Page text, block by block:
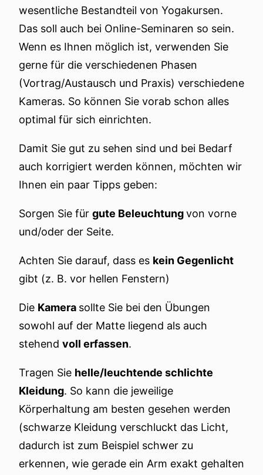
wesentliche Bestandteil von Yogakursen.
Das soll auch bei Online-Seminaren so sein.
Wenn es Ihnen möglich ist, verwenden Sie
gerne für die verschiedenen Phasen
(Vortrag/Austausch und Praxis) verschiedene
Kameras. So können Sie vorab schon alles
optimal für sich einrichten.
Damit Sie gut zu sehen sind und bei Bedarf
auch korrigiert werden können, möchten wir
Ihnen ein paar Tipps geben:
Sorgen Sie für gute Beleuchtungvon vorne
und/oder der Seite.
Achten Sie darauf, dass es kein Gegenlicht
gibt (z. B. vor hellen Fenstern)
Die Kamera sollte Sie bei den Übungen
sowohl auf der Matte liegend als auch
stehend voll erfassen.
Tragen Sie helle/leuchtende schlichte
Kleidung. So kann die jeweilige
Körperhaltung am besten gesehen werden
(schwarze Kleidung verschluckt das Licht,
dadurch ist zum Beispiel schwer zu
erkennen, wie gerade ein Arm exakt gehalten